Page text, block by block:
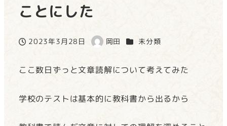
ことにした
投稿日
2023年3月28日
著
岡田 カテゴリー
未分類
ここ数日ずっと文章読解について考えてみた
学校のテストは基本的に教科書から出るから